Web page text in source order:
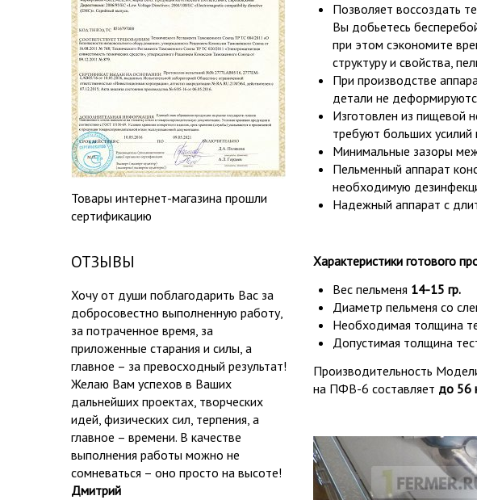
Товары интернет-магазина прошли
сертификацию
ОТЗЫВЫ
Хочу от души поблагодарить Вас за
добросовестно выполненную работу,
за потраченное время, за
приложенные старания и силы, а
главное – за превосходный результат!
Желаю Вам успехов в Ваших
дальнейших проектах, творческих
идей, физических сил, терпения, а
главное – времени. В качестве
выполнения работы можно не
сомневаться – оно просто на высоте!
Дмитрий
Позволяет воссоздать
Вы добьетесь
при этом сэкономите
структуру и свойства,
При производстве
детали не
Изготовлен из пищевой
требуют больших
Минимальные зазоры
Пельменный аппарат
необходимую
Надежный аппарат с
Характеристики готового
Вес пельменя 14-15 гр.
Диаметр пельменя со
Необходимая толщина
Допустимая толщина
Производительность
на ПФВ-6 составляет до 56